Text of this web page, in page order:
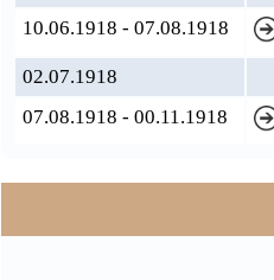
10.06.1918 - 07.08.1918
02.07.1918
07.08.1918 - 00.11.1918